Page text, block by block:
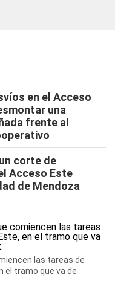
en el Acceso
una
frente al
corte de
Acceso Este
de Mendoza
las tareas de
el tramo que va de